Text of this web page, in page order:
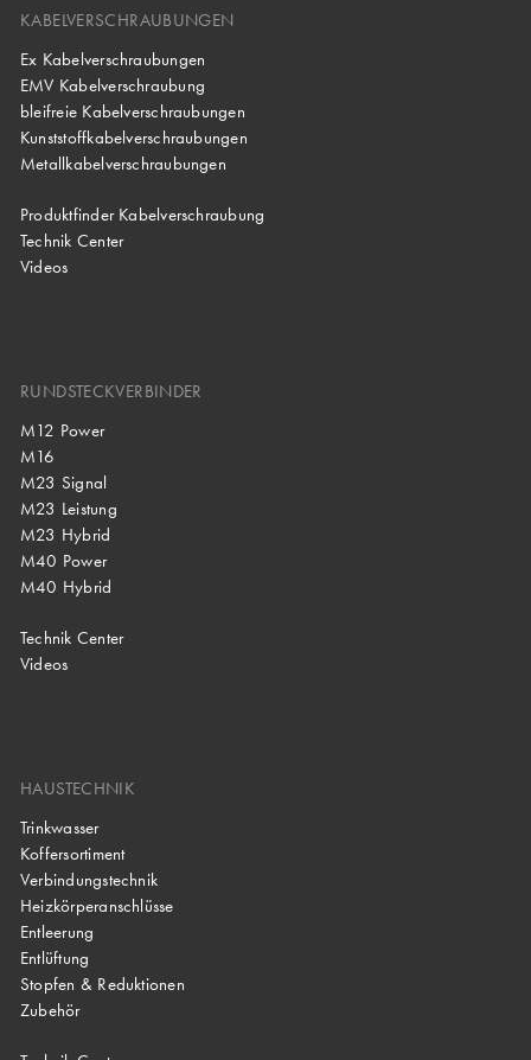
KABELVERSCHRAUBUNGEN
Ex Kabelverschraubungen
EMV Kabelverschraubung
bleifreie Kabelverschraubungen
Kunststoffkabelverschraubungen
Metallkabelverschraubungen
Produktfinder Kabelverschraubung
Technik Center
Videos
RUNDSTECKVERBINDER
M12 Power
M16
M23 Signal
M23 Leistung
M23 Hybrid
M40 Power
M40 Hybrid
Technik Center
Videos
HAUSTECHNIK
Trinkwasser
Koffersortiment
Verbindungstechnik
Heizkörperanschlüsse
Entleerung
Entlüftung
Stopfen & Reduktionen
Zubehör